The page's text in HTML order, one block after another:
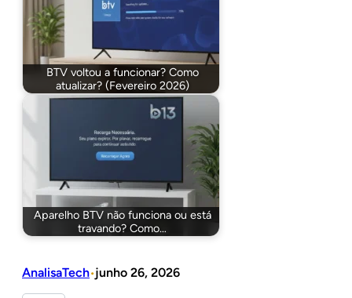
BTV voltou a funcionar? Como
atualizar? (Fevereiro 2026)
Aparelho BTV não funciona ou está
travando? Como…
AnalisaTech•junho 26, 2026